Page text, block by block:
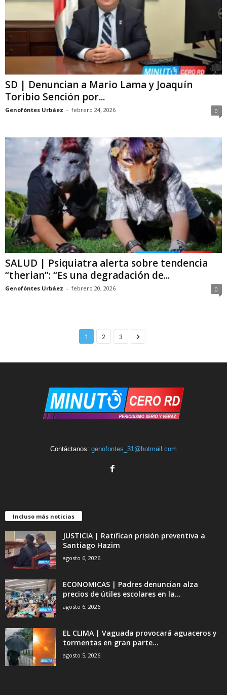
SD | Denuncian a Mario Lama y Joaquín
Toribio Sención por...
Genofóntes Urbáez - febrero 24, 2026 0
SALUD | Psiquiatra alerta sobre tendencia
“therian”: “Es una degradación de...
Genofóntes Urbáez - febrero 20, 2026 0
1 2 3
Contáctanos: genofontes_31@hotmail.com
Incluso más noticias
JUSTICIA | Ratifican prisión preventiva a
Santiago Hazim
agosto 6, 2026
ECONOMICAS | Padres denuncian alza
precios de útiles escolares en la...
agosto 6, 2026
EL CLIMA | Vaguada provocará aguaceros y
tormentas en gran parte...
agosto 5, 2026